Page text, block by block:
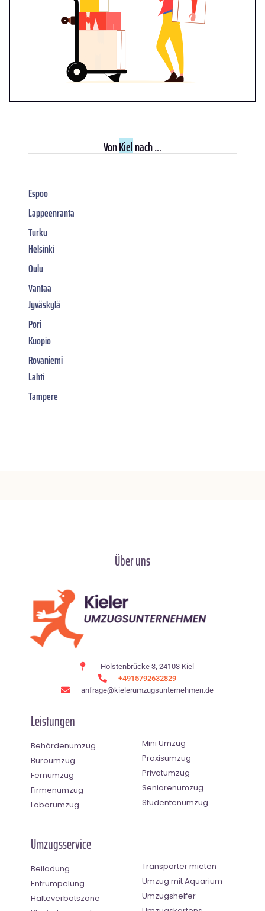
VonKielnach ...
Espoo
Lappeenranta
Turku
Helsinki
Oulu
Vantaa
Jyväskylä
Pori
Kuopio
Rovaniemi
Lahti
Tampere
Über uns
Holstenbrücke 3, 24103 Kiel
+4915792632829
anfrage@kielerumzugsunternehmen.de
Leistungen
Behördenumzug
Büroumzug
Fernumzug
Firmenumzug
Laborumzug
Mini Umzug
Praxisumzug
Privatumzug
Seniorenumzug
Studentenumzug
Umzugsservice
Beiladung
Entrümpelung
Halteverbotszone
Transporter mieten
Umzug mit Aquarium
Umzugshelfer